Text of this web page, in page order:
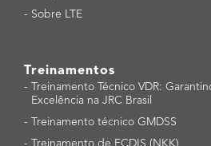
- Sobre LTE
Treinamentos
- Treinamento Técnico VDR:
Excelência na JRC Brasil
- Treinamento técnico GMDSS
- Treinamento de ECDIS (NKK)